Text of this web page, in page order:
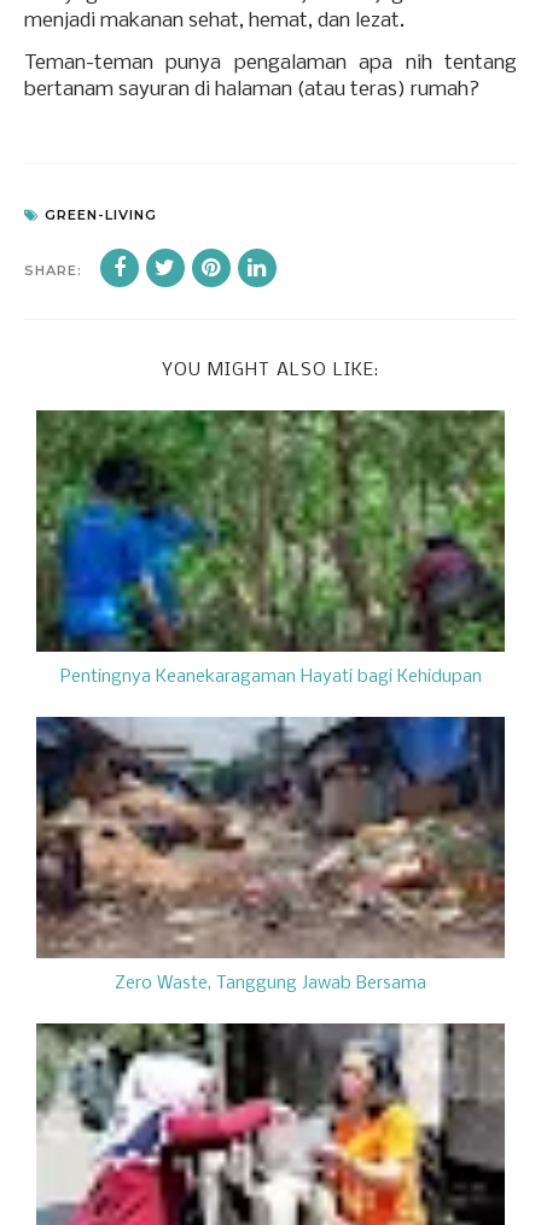
menjadi makanan sehat, hemat, dan lezat.
Teman-teman punya pengalaman apa nih tentang
bertanam sayuran di halaman (atau teras) rumah?
GREEN-LIVING
SHARE:
YOU MIGHT ALSO LIKE:
Pentingnya Keanekaragaman Hayati bagi Kehidupan
Zero Waste, Tanggung Jawab Bersama